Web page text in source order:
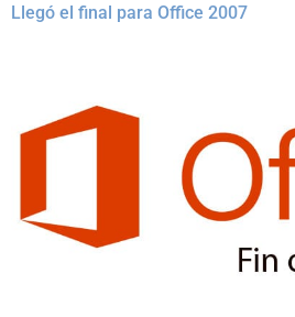
Llegó el final para Office 2007